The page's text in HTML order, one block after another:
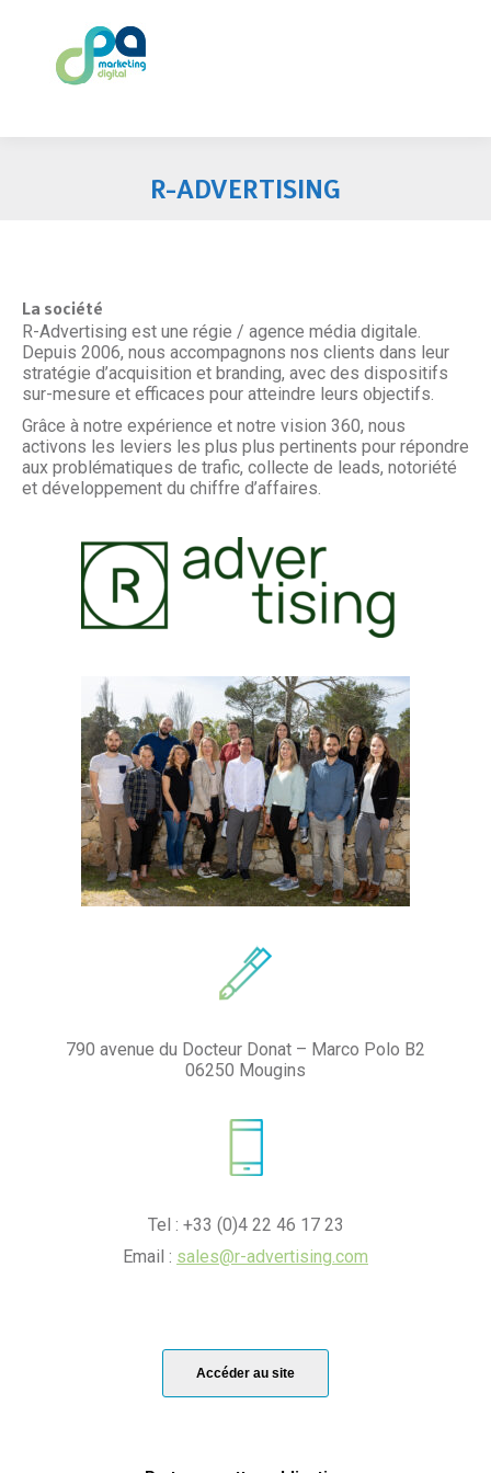
R-ADVERTISING
La société
R-Advertising est une régie / agence média digitale.
Depuis 2006, nous accompagnons nos clients dans leur
stratégie d’acquisition et branding, avec des dispositifs
sur-mesure et efficaces pour atteindre leurs objectifs.
Grâce à notre expérience et notre vision 360, nous
activons les leviers les plus plus pertinents pour répondre
aux problématiques de trafic, collecte de leads, notoriété
et développement du chiffre d’affaires.
790 avenue du Docteur Donat – Marco Polo B2
06250 Mougins
Tel : +33 (0)4 22 46 17 23
Email : sales@r-advertising.com
Accéder au site